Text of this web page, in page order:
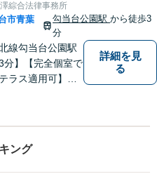
方はお気軽にご
。
綜合法律事務所
市青葉
勾当台公園駅から徒歩3
分
線勾当台公園駅
分】【完全個室で
ラス適用可】民
立場に立った事
の方はお気軽に
い。
詳細を見
る
ング